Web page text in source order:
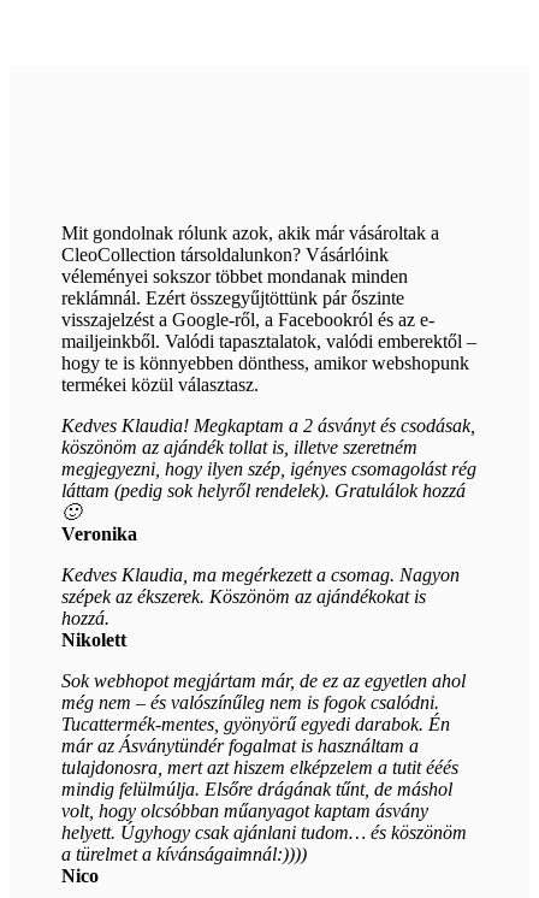
Mit gondolnak rólunk azok, akik már vásároltak a
CleoCollection társoldalunkon? Vásárlóink
véleményei sokszor többet mondanak minden
reklámnál. Ezért összegyűjtöttünk pár őszinte
visszajelzést a Google-ről, a Facebookról és az e-
mailjeinkből. Valódi tapasztalatok, valódi emberektől –
hogy te is könnyebben dönthess, amikor webshopunk
termékei közül választasz.
Kedves Klaudia! Megkaptam a 2 ásványt és csodásak,
köszönöm az ajándék tollat is, illetve szeretném
megjegyezni, hogy ilyen szép, igényes csomagolást rég
láttam (pedig sok helyről rendelek). Gratulálok hozzá
🙂
Veronika
Kedves Klaudia, ma megérkezett a csomag. Nagyon
szépek az ékszerek. Köszönöm az ajándékokat is
hozzá.
Nikolett
Sok webhopot megjártam már, de ez az egyetlen ahol
még nem – és valószínűleg nem is fogok csalódni.
Tucattermék-mentes, gyönyörű egyedi darabok. Én
már az Ásványtündér fogalmat is használtam a
tulajdonosra, mert azt hiszem elképzelem a tutit ééés
mindig felülmúlja. Elsőre drágának tűnt, de máshol
volt, hogy olcsóbban műanyagot kaptam ásvány
helyett. Úgyhogy csak ajánlani tudom… és köszönöm
a türelmet a kívánságaimnál:))))
Nico